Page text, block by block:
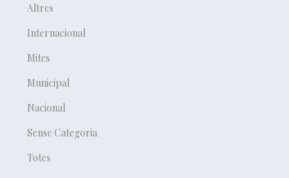
Altres
Internacional
Mites
Municipal
Nacional
Sense Categoria
Totes